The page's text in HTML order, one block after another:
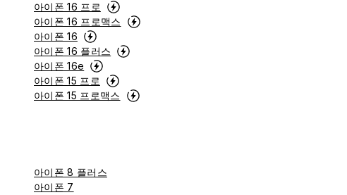
아이폰 16 프로
아이폰 16 프로맥스
아이폰 16
아이폰 16 플러스
아이폰 16e
아이폰 15 프로
아이폰 15 프로맥스
아이폰 8 플러스
아이폰 7